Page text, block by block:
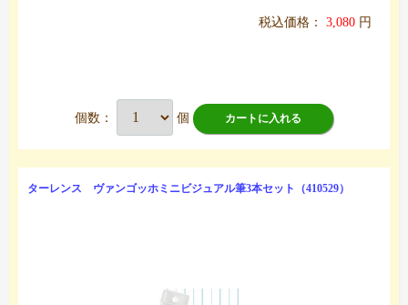
税込価格： 3,080 円
個数： 個 カートに入れる
ターレンス ヴァンゴッホミニビジュアル筆3本セット（410529）